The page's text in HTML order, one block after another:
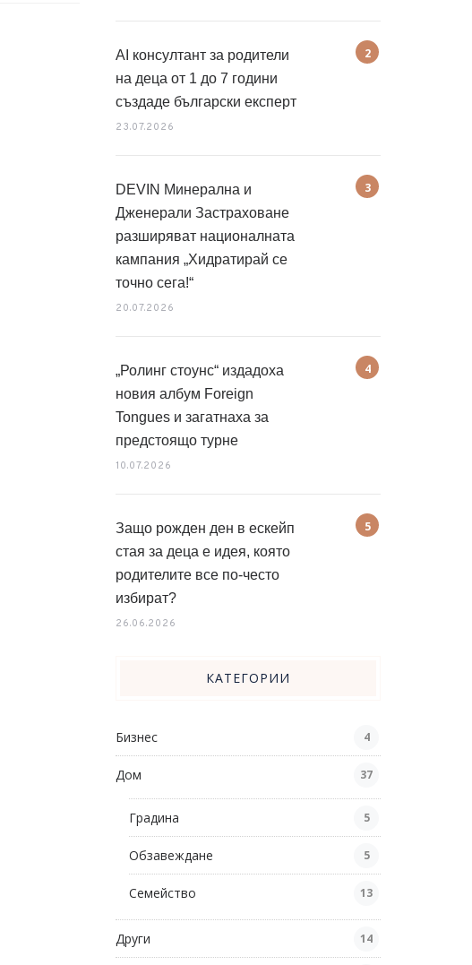
AI консултант за родители
на деца от 1 до 7 години
създаде български експерт
23.07.2026
DEVIN Минерална и
Дженерали Застраховане
разширяват националната
кампания „Хидратирай се
точно сега!“
20.07.2026
„Ролинг стоунс“ издадоха
новия албум Foreign
Tongues и загатнаха за
предстоящо турне
10.07.2026
Защо рожден ден в ескейп
стая за деца е идея, която
родителите все по-често
избират?
26.06.2026
КАТЕГОРИИ
Бизнес 4
Дом 37
Градина 5
Обзавеждане 5
Семейство 13
Други 14